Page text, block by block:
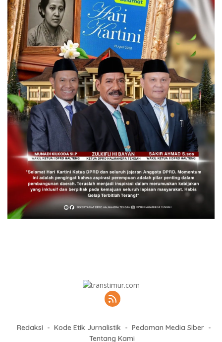
Redaksi Kode Etik Jurnalistik
Pedoman Media Siber
Tentang Kami